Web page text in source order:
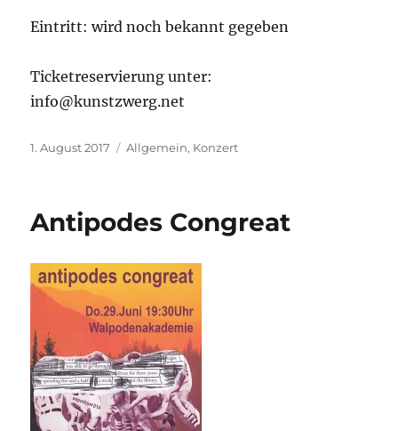
Eintritt: wird noch bekannt gegeben
Ticketreservierung unter:
info@kunstzwerg.net
Veröffentlicht
1. August 2017 Kategorien
Allgemein, Konzert
Antipodes Congreat